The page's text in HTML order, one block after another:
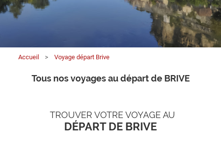
Accueil > Voyage départ Brive
Tous nos voyages au départ de BRIVE
TROUVER VOTRE VOYAGE AU
DÉPART DE BRIVE